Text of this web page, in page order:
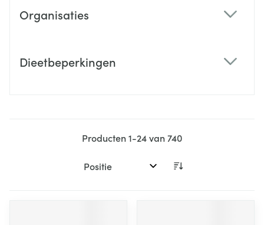
Organisaties
Dieetbeperkingen
Producten1-24van740
Sorteer op: